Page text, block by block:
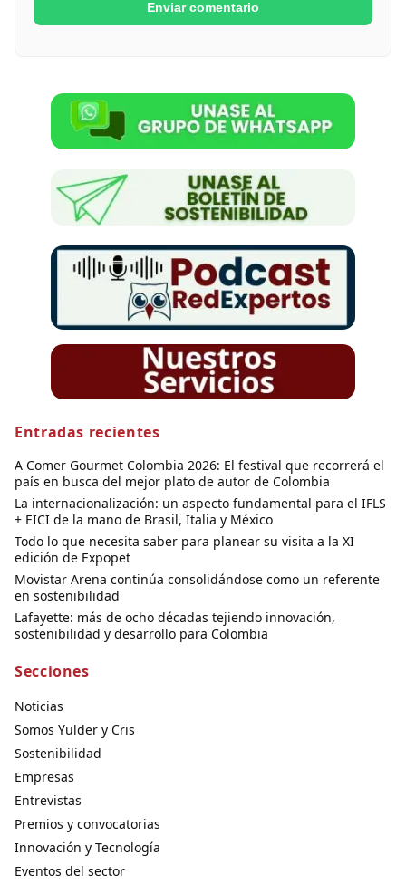
Entradas recientes
A Comer Gourmet Colombia 2026: El festival que recorrerá el
país en busca del mejor plato de autor de Colombia
La internacionalización: un aspecto fundamental para el IFLS
+ EICI de la mano de Brasil, Italia y México
Todo lo que necesita saber para planear su visita a la XI
edición de Expopet
Movistar Arena continúa consolidándose como un referente
en sostenibilidad
Lafayette: más de ocho décadas tejiendo innovación,
sostenibilidad y desarrollo para Colombia
Secciones
Noticias
Somos Yulder y Cris
Sostenibilidad
Empresas
Entrevistas
Premios y convocatorias
Innovación y Tecnología
Eventos del sector